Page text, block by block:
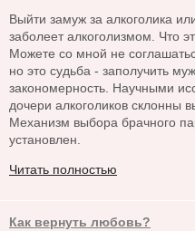
Выйти замуж за алкоголика
заболеет алкоголизмом. Что
Можете со мной не
но это судьба - заполучить
закономерность. Научными
дочери алкоголиков склонны
Механизм выбора брачного
установлен.
Читать полностью
Как вернуть любовь?